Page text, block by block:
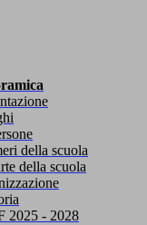
della scuola
della scuola
2025 - 2028